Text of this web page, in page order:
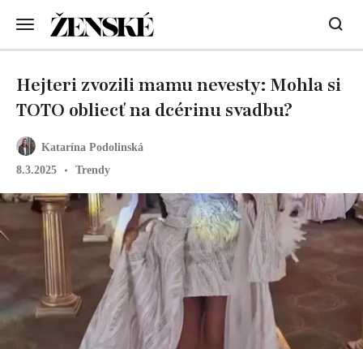
Katarína Podolinská
8.3.2025
Trendy
Hejteri zvozili mamu nevesty: Mohla si
TOTO obliecť na dcérinu svadbu?